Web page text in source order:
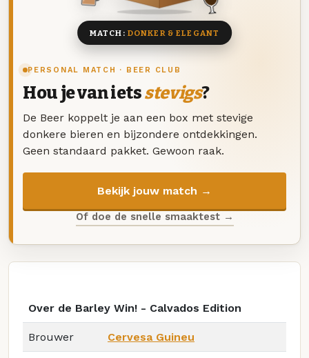
PERSONAL MATCH · BEER CLUB
Hou je van ietsstevigs?
De Beer koppelt je aan een box met stevige
donkere bieren en bijzondere ontdekkingen.
Geen standaard pakket. Gewoon raak.
Bekijk jouw match →
Of doe de snelle smaaktest →
MATCH: DONKER & ELEGANT
Over de Barley Win! - Calvados Edition
Brouwer Cervesa Guineu